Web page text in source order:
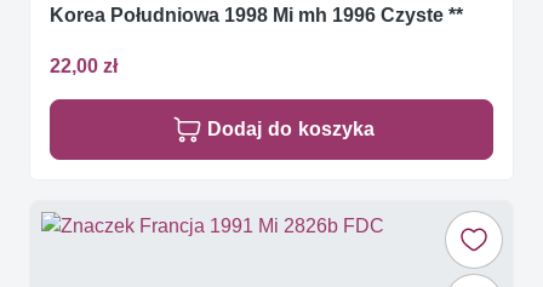
Korea Południowa 1998 Mi mh 1996 Czyste **
22,00 zł
Dodaj do koszyka